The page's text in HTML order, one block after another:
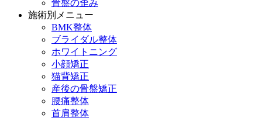
骨盤の歪み
施術別メニュー
BMK整体
ブライダル整体
ホワイトニング
小顔矯正
猫背矯正
産後の骨盤矯正
腰痛整体
首肩整体